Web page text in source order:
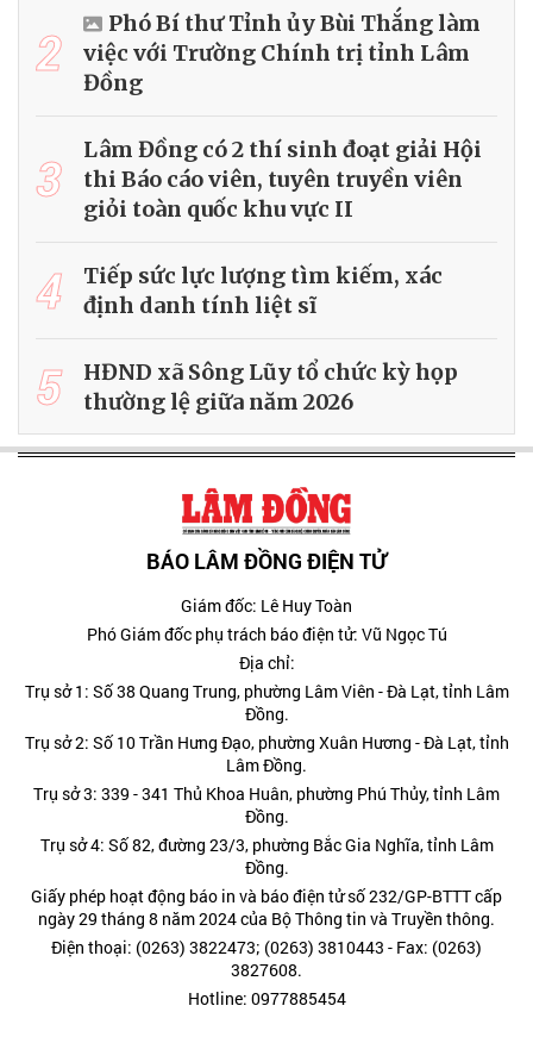
2
Phó Bí thư Tỉnh ủy Bùi Thắng làm
việc với Trường Chính trị tỉnh Lâm
Đồng
3
Lâm Đồng có 2 thí sinh đoạt giải Hội
thi Báo cáo viên, tuyên truyền viên
giỏi toàn quốc khu vực II
4
Tiếp sức lực lượng tìm kiếm, xác
định danh tính liệt sĩ
5
HĐND xã Sông Lũy tổ chức kỳ họp
thường lệ giữa năm 2026
BÁO LÂM ĐỒNG ĐIỆN TỬ
Giám đốc: Lê Huy Toàn
Phó Giám đốc phụ trách báo điện tử: Vũ Ngọc Tú
Địa chỉ:
Trụ sở 1: Số 38 Quang Trung, phường Lâm Viên - Đà Lạt, tỉnh Lâm
Đồng.
Trụ sở 2: Số 10 Trần Hưng Đạo, phường Xuân Hương - Đà Lạt, tỉnh
Lâm Đồng.
Trụ sở 3: 339 - 341 Thủ Khoa Huân, phường Phú Thủy, tỉnh Lâm
Đồng.
Trụ sở 4: Số 82, đường 23/3, phường Bắc Gia Nghĩa, tỉnh Lâm
Đồng.
Giấy phép hoạt động báo in và báo điện tử số 232/GP-BTTT cấp
ngày 29 tháng 8 năm 2024 của Bộ Thông tin và Truyền thông.
Điện thoại: (0263) 3822473; (0263) 3810443 - Fax: (0263)
3827608.
Hotline: 0977885454